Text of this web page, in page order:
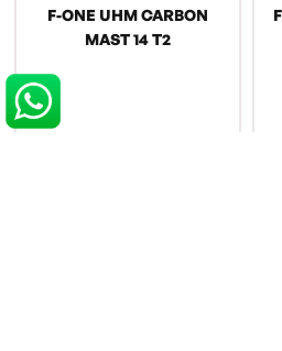
F-ONE UHM CARBON
MAST 14 T2